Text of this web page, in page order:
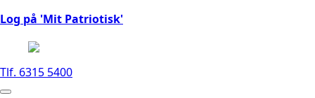
Log på 'Mit Patriotisk'
Tlf. 6315 5400